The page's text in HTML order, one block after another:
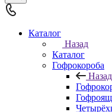
Каталог
Назад
Каталог
Гофрокороба
Назад